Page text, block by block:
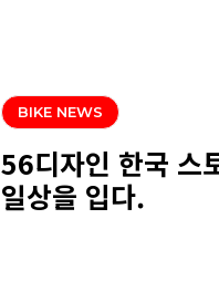
BIKE NEWS
56디자인 한국 스
일상을 입다.